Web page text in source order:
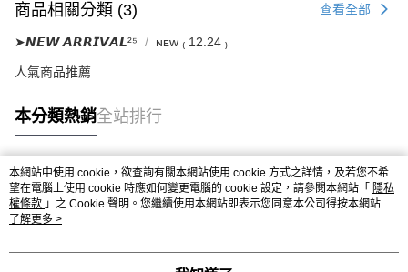
商品相關分類 (3) 查看全部
➤𝙉𝙀𝙒 𝘼𝙍𝙍𝙄𝙑𝘼𝙇²⁵ ɴᴇᴡ ₍ 12.24 ₎
人氣商品推薦
本分類熱銷全站排行
熱門標籤
本網站中使用 cookie，欲查詢有關本網站使用 cookie 方式之詳情，及若您不希
望在電腦上使用 cookie 時應如何變更電腦的 cookie 設定，請參閱本網站「 隱私
權條款 」之 Cookie 聲明。您繼續使用本網站即表示您同意本公司得按本網站使
用條款之 Cookie 聲明使用 cookie。
了解更多 >